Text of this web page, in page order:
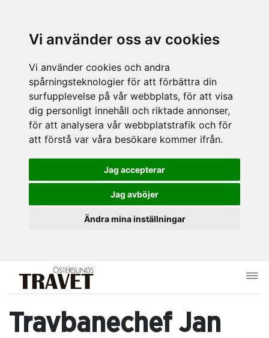
Vi använder oss av cookies
Vi använder cookies och andra
spårningsteknologier för att förbättra din
surfupplevelse på vår webbplats, för att visa
dig personligt innehåll och riktade annonser,
för att analysera vår webbplatstrafik och för
att förstå var våra besökare kommer ifrån.
Jag accepterar
Jag avböjer
Ändra mina inställningar
Travbanechef Jan